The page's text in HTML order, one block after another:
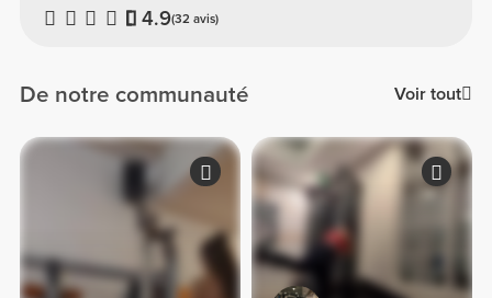
4.9(32 avis)
De notre communauté Voir tout